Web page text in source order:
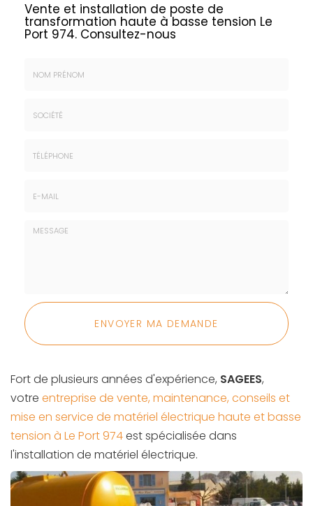
Vente et installation de poste de
transformation haute à basse tension Le
Port 974. Consultez-nous
Message
:
*
ENVOYER MA DEMANDE
Fort de plusieurs années d'expérience, SAGEES,
votre entreprise de vente, maintenance, conseils et
mise en service de matériel électrique haute et basse
tension à Le Port 974est spécialisée dans
l'installation de matériel électrique.